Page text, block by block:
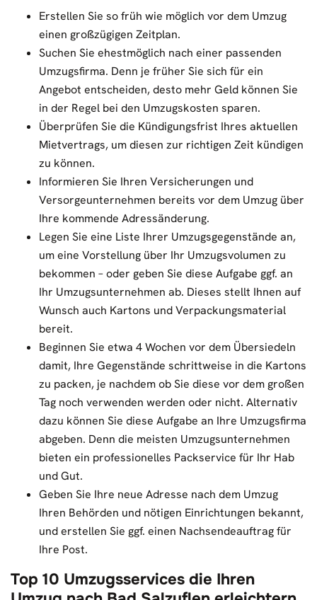
Erstellen Sie so früh wie möglich vor dem Umzug
einen großzügigen Zeitplan.
Suchen Sie ehestmöglich nach einer passenden
Umzugsfirma. Denn je früher Sie sich für ein
Angebot entscheiden, desto mehr Geld können Sie
in der Regel bei den Umzugskosten sparen.
Überprüfen Sie die Kündigungsfrist Ihres aktuellen
Mietvertrags, um diesen zur richtigen Zeit kündigen
zu können.
Informieren Sie Ihren Versicherungen und
Versorgeunternehmen bereits vor dem Umzug über
Ihre kommende Adressänderung.
Legen Sie eine Liste Ihrer Umzugsgegenstände an,
um eine Vorstellung über Ihr Umzugsvolumen zu
bekommen – oder geben Sie diese Aufgabe ggf. an
Ihr Umzugsunternehmen ab. Dieses stellt Ihnen auf
Wunsch auch Kartons und Verpackungsmaterial
bereit.
Beginnen Sie etwa 4 Wochen vor dem Übersiedeln
damit, Ihre Gegenstände schrittweise in die Kartons
zu packen, je nachdem ob Sie diese vor dem großen
Tag noch verwenden werden oder nicht. Alternativ
dazu können Sie diese Aufgabe an Ihre Umzugsfirma
abgeben. Denn die meisten Umzugsunternehmen
bieten ein professionelles Packservice für Ihr Hab
und Gut.
Geben Sie Ihre neue Adresse nach dem Umzug
Ihren Behörden und nötigen Einrichtungen bekannt,
und erstellen Sie ggf. einen Nachsendeauftrag für
Ihre Post.
Top 10 Umzugsservices die Ihren